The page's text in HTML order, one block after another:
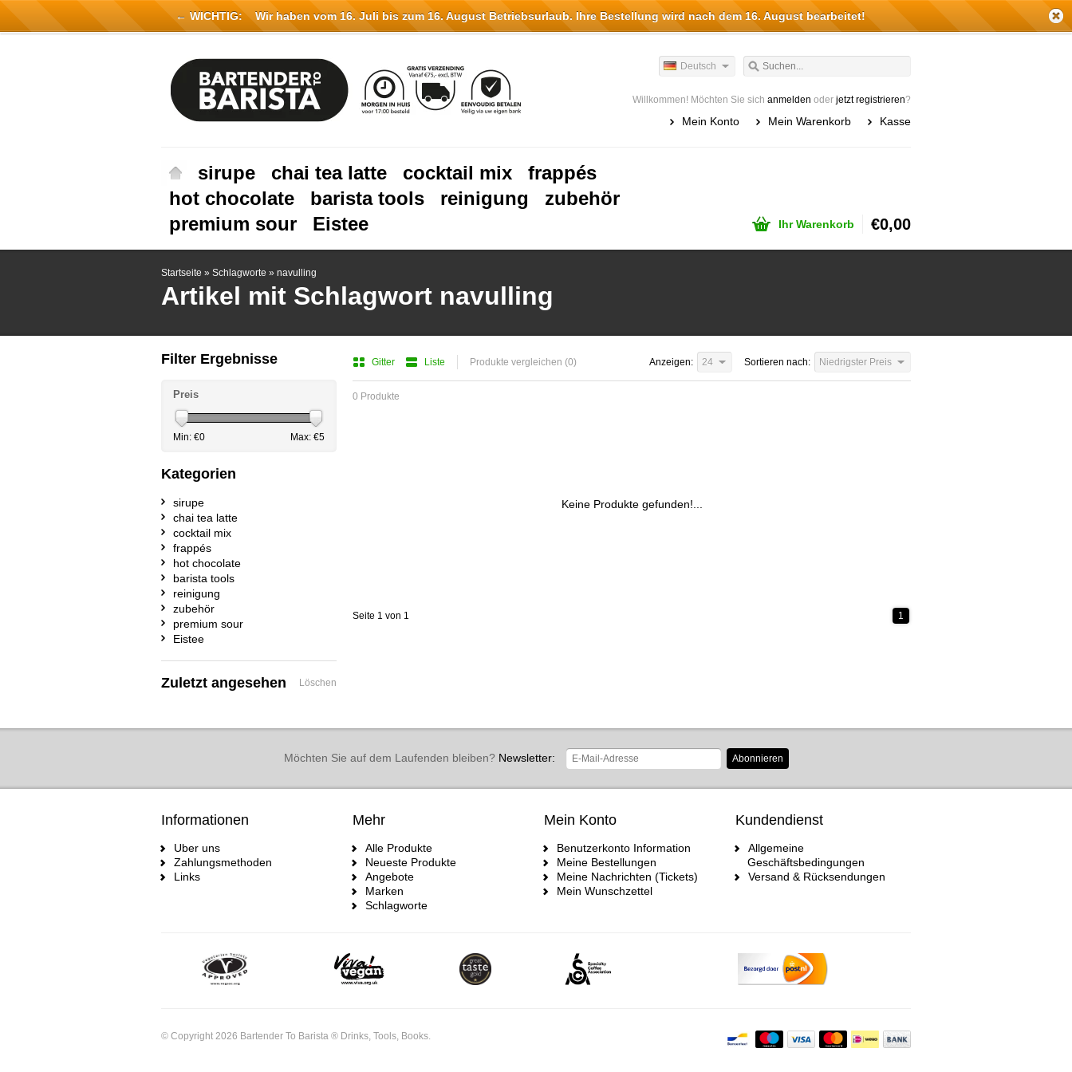
Deutsch
Willkommen! Möchten Sie sich anmelden oder jetzt registrieren?
Mein Konto Mein Warenkorb Kasse
sirupe chai tea latte cocktail mix
frappés
hot chocolate
barista tools reinigung
zubehör
premium sour
Eistee Ihr Warenkorb €0,00
Startseite » Schlagworte » navulling
Artikel mit Schlagwort navulling
Gitter Liste Produkte vergleichen (0) Sortieren nach: Niedrigster Preis
Anzeigen: 24
0 Produkte
Keine Produkte gefunden!...
Seite 1 von 1 1
Filter Ergebnisse
Preis
Min: €0 Max: €5
Kategorien
sirupe
chai tea latte
cocktail mix
frappés
hot chocolate
barista tools
reinigung
zubehör
premium sour
Eistee
Zuletzt angesehen Löschen
Möchten Sie auf dem Laufenden bleiben?Newsletter: Abonnieren
Informationen
Uber uns
Zahlungsmethoden
Links
Mehr
Alle Produkte
Neueste Produkte
Angebote
Marken
Schlagworte
Mein Konto
Benutzerkonto Information
Meine Bestellungen
Meine Nachrichten (Tickets)
Mein Wunschzettel
Kundendienst
Allgemeine
Geschäftsbedingungen
Versand & Rücksendungen
© Copyright 2026 Bartender To Barista ® Drinks, Tools, Books.
← WICHTIG:Wir haben vom 16. Juli bis zum 16. August Betriebsurlaub. Ihre Bestellung wird nach dem 16. August bearbeitet!